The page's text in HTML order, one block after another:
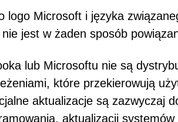
logo Microsoft i języka
jest w żaden sposób
lub Microsoftu nie są
które przekierowują
aktualizacje są zazwyczaj
aktualizacji